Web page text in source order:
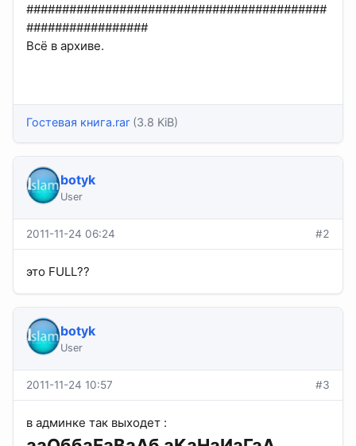
##########################################
#################
Всё в архиве.
Гостевая книга.rar (3.8 KiB)
botyk
User
2011-11-24 06:24 #2
это FULL??
botyk
User
2011-11-24 10:57 #3
в админке так выходет :